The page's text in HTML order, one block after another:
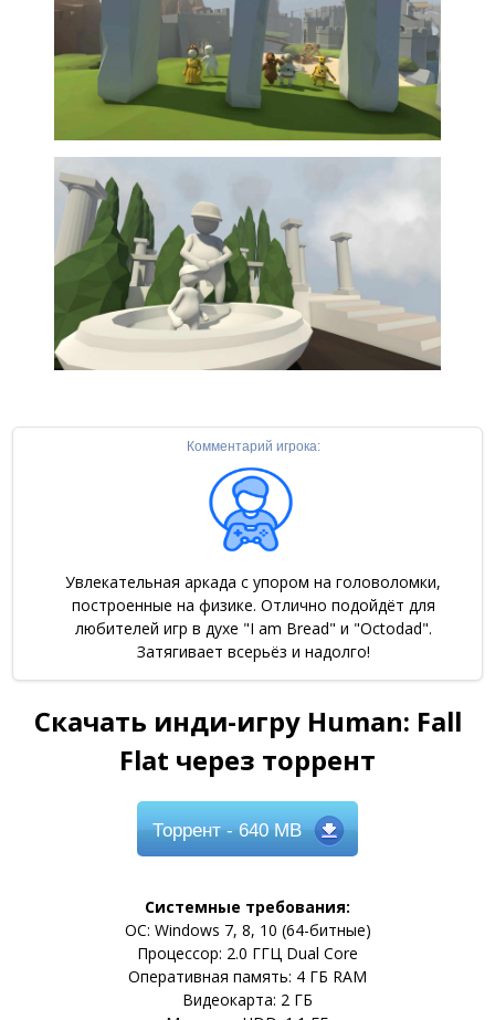
Комментарий игрока:
Увлекательная аркада с упором на головоломки,
построенные на физике. Отлично подойдёт для
любителей игр в духе "I am Bread" и "Octodad".
Затягивает всерьёз и надолго!
Скачать инди-игру Human: Fall
Flat через торрент
Торрент- 640 MB
Системные требования:
ОС: Windows 7, 8, 10 (64-битные)
Процессор: 2.0 ГГЦ Dual Core
Оперативная память: 4 ГБ RAM
Видеокарта: 2 ГБ